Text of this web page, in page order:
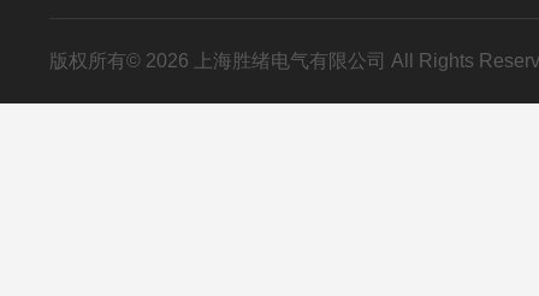
版权所有© 2026 上海胜绪电气有限公司 All Rights